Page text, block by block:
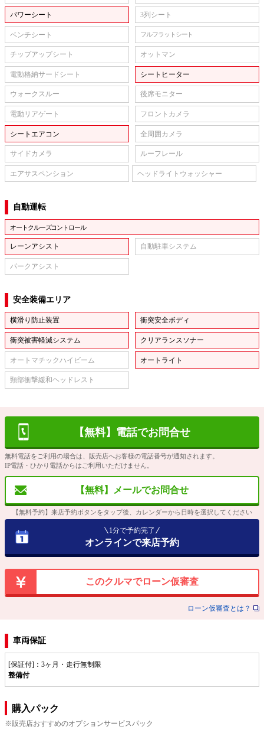
パワーシート 3列シート
ベンチシート フルフラットシート
チップアップシート オットマン
電動格納サードシート シートヒーター
ウォークスルー 後席モニター
電動リアゲート フロントカメラ
シートエアコン 全周囲カメラ
サイドカメラ ルーフレール
エアサスペンション ヘッドライトウォッシャー
自動運転
オートクルーズコントロール
レーンアシスト 自動駐車システム
パークアシスト
安全装備エリア
横滑り防止装置 衝突安全ボディ
衝突被害軽減システム クリアランスソナー
オートマチックハイビーム オートライト
頸部衝撃緩和ヘッドレスト
【無料】電話でお問合せ
無料電話をご利用の場合は、販売店へお客様の電話番号が通知されます。
IP電話・ひかり電話からはご利用いただけません。
【無料】メールでお問合せ
【無料予約】来店予約ボタンをタップ後、カレンダーから日時を選択してください
1分で予約完了
オンラインで来店予約
このクルマでローン仮審査
ローン仮審査とは？
車両保証
[保証付]：3ヶ月・走行無制限
整備付
購入パック
※販売店おすすめのオプションサービスパック